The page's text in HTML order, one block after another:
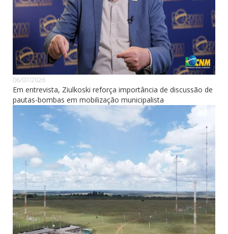
06/07/2026
Em entrevista, Ziulkoski reforça importância de discussão de
pautas-bombas em mobilização municipalista